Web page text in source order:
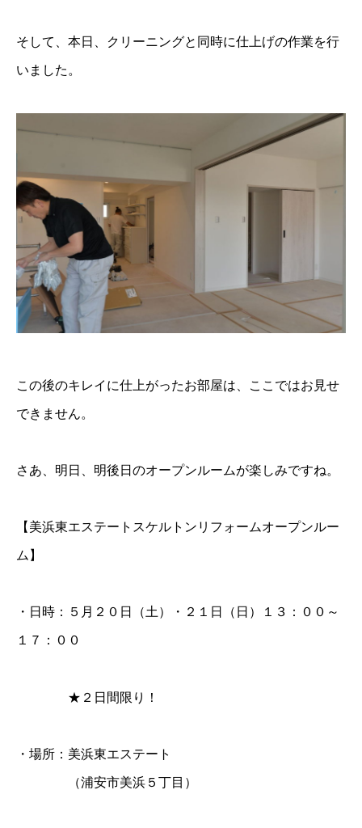
そして、本日、クリーニングと同時に仕上げの作業を行
いました。
この後のキレイに仕上がったお部屋は、ここではお見せ
できません。
さあ、明日、明後日のオープンルームが楽しみですね。
【美浜東エステートスケルトンリフォームオープンルー
ム】
・日時：５月２０日（土）・２１日（日）１３：００～
１７：００
★２日間限り！
・場所：美浜東エステート
（浦安市美浜５丁目）